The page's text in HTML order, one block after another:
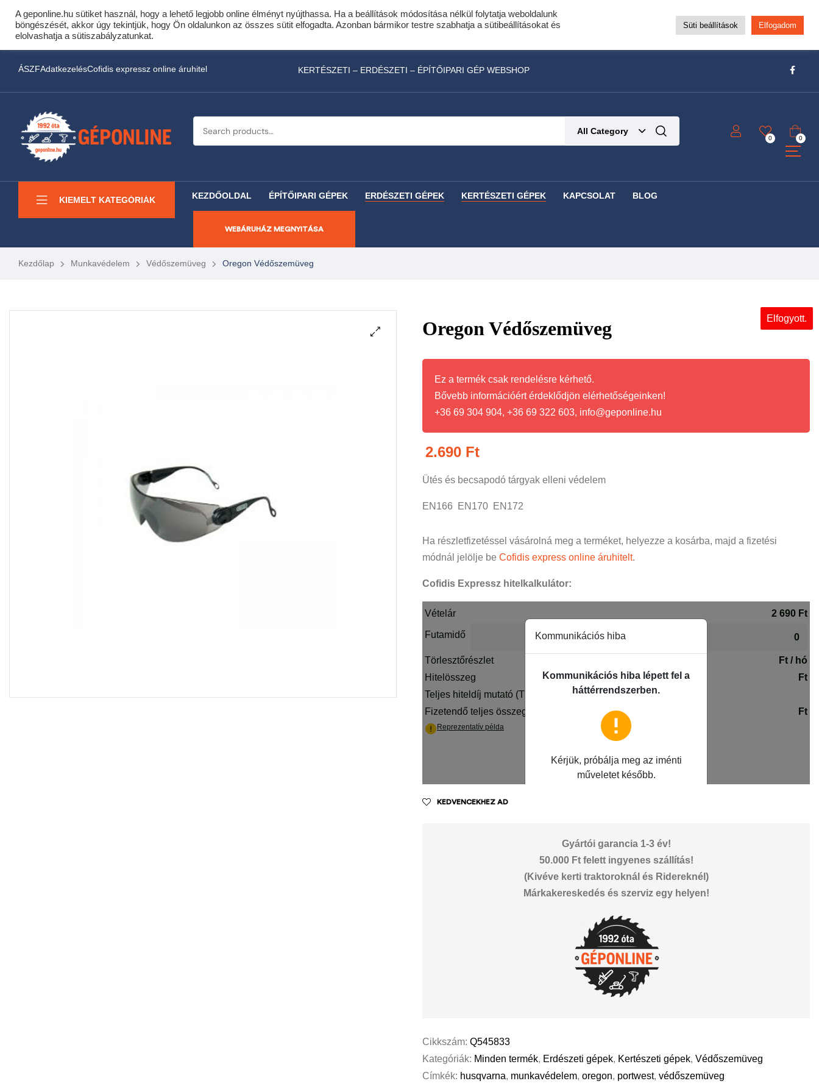
Cofidis expressz online áruhitel 0 % THM-el 10 hónapra!
Most minden akciós HQ láncfűrészhez ajándékba adunk egy fűrészláncot!
Részletek ide kattintva!
ÁSZFAdatkezelésCofidis expressz online áruhitel KERTÉSZETI – ERDÉSZETI – ÉPÍTŐIPARI GÉP WEBSHOP
All Category
0 0
KIEMELT KATEGÓRIÁK KEZDŐOLDAL ÉPÍTŐIPARI GÉPEK ERDÉSZETI GÉPEK KERTÉSZETI GÉPEK KAPCSOLAT BLOG
WEBÁRUHÁZ MEGNYITÁSA
Kezdőlap Munkavédelem Védőszemüveg Oregon Védőszemüveg
Elfogyott.
Oregon Védőszemüveg
Ez a termék csak rendelésre kérhető.
Bővebb információért érdeklődjön elérhetőségeinken!
+36 69 304 904, +36 69 322 603, info@geponline.hu
2.690 Ft
Ütés és becsapodó tárgyak elleni védelem
EN166 EN170 EN172
Ha részletfizetéssel vásárolná meg a terméket, helyezze a kosárba, majd a fizetési
módnál jelölje beCofidis express online áruhitelt.
Cofidis Expressz hitelkalkulátor:
KEDVENCEKHEZ AD
Gyártói garancia 1-3 év!
50.000 Ft felett ingyenes szállítás!
(Kivéve kerti traktoroknál és Ridereknél)
Márkakereskedés és szerviz egy helyen!
Cikkszám:Q545833
Kategóriák: Minden termék, Erdészeti gépek, Kertészeti gépek,Védőszemüveg
Címkék: husqvarna, munkavédelem,oregon, portwest,védőszemüveg
A geponline.hu sütiket használ, hogy a lehető legjobb online élményt nyújthassa. Ha a beállítások módosítása nélkül folytatja weboldalunk
böngészését, akkor úgy tekintjük, hogy Ön oldalunkon az összes sütit elfogadta. Azonban bármikor testre szabhatja a sütibeállításokat és
elolvashatja a sütiszabályzatunkat.
Süti beállítások Elfogadom